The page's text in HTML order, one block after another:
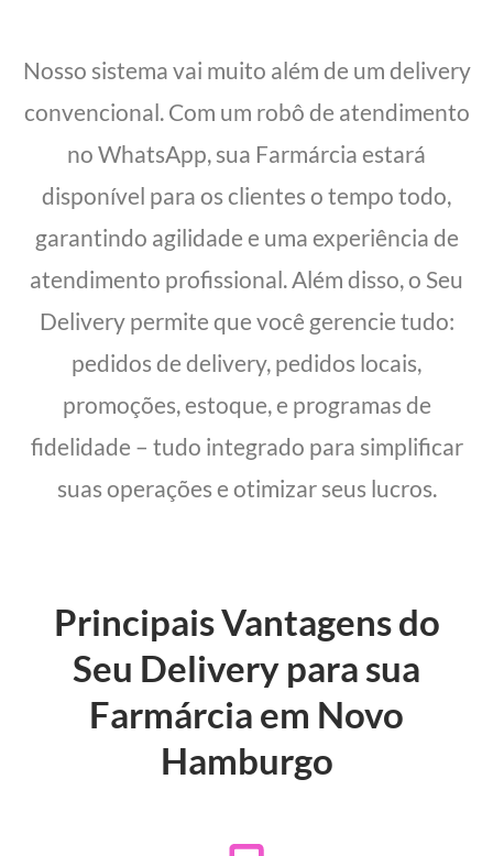
Nosso sistema vai muito além de um delivery
convencional. Com um robô de atendimento
no WhatsApp, sua Farmárcia estará
disponível para os clientes o tempo todo,
garantindo agilidade e uma experiência de
atendimento profissional. Além disso, o Seu
Delivery permite que você gerencie tudo:
pedidos de delivery, pedidos locais,
promoções, estoque, e programas de
fidelidade – tudo integrado para simplificar
suas operações e otimizar seus lucros.
Principais Vantagens do
Seu Delivery para sua
Farmárcia em Novo
Hamburgo